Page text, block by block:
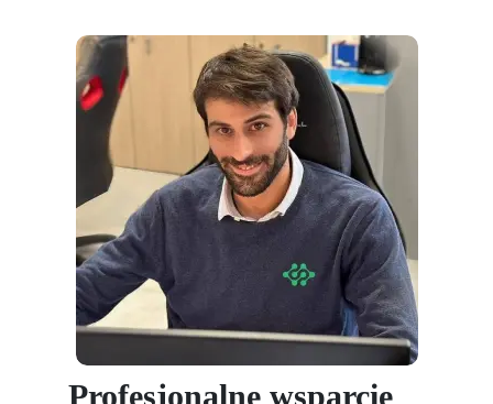
Profesjonalne wsparcie